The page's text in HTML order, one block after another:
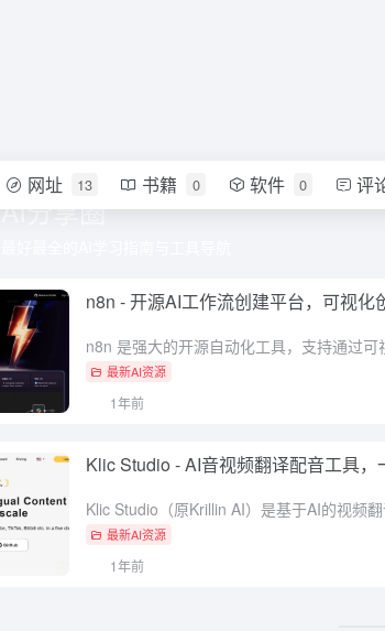
AI分享圈
网址 13 书籍 0 软件 0 评
n8n - 开源AI工作流创建平台，可视化
最新AI资源
1年前
Klic Studio - AI音视频翻译配音工具，
最新AI资源
1年前